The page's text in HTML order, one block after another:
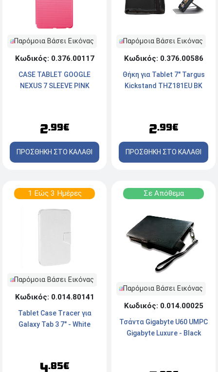
Παρόμοια Βάσει Εικόνας
Κωδικός: 0.376.00117
CASE TABLET GOOGLE
NEXUS 7 SLEEVE PINK
2.99€
ΠΡΟΣΘΗΚΗ ΣΤΟ ΚΑΛΑΘΙ
Παρόμοια Βάσει Εικόνας
Κωδικός: 0.376.00586
Θήκη για Tablet 7" Targus
Kickstand THZ181EU BK
2.99€
ΠΡΟΣΘΗΚΗ ΣΤΟ ΚΑΛΑΘΙ
1 Εώς 3 Ημέρες
Παρόμοια Βάσει Εικόνας
Κωδικός: 0.014.80141
Tablet Case Tracer για
Galaxy Tab 3 7" - White
4.85€
Σε Απόθεμα
Παρόμοια Βάσει Εικόνας
Κωδικός: 0.014.00025
Τσάντα Gigabyte U60 UMPC
Gigabyte Luxure - Black